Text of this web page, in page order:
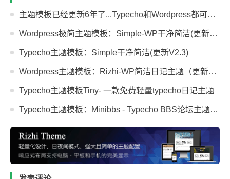
主题模板已经更新6年了...Typecho和Wordpress都可以用！
Wordpress极简主题模板：Simple-WP干净简洁(更新V2.2)
Typecho主题模板：Simple干净简洁(更新V2.3)
Wordpress主题模板：Rizhi-WP简洁日记主题（更新V3.2）
Typecho主题模板Tiny- 一款免费轻量typecho日记主题
Typecho主题模板：Minibbs - Typecho BBS论坛主题（更新V4.1）